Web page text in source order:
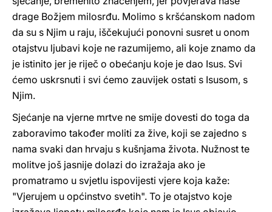
drage Božjem milosrđu. Molimo s kršćanskom nadom
da su s Njim u raju, iščekujući ponovni susret u onom
otajstvu ljubavi koje ne razumijemo, ali koje znamo da
je istinito jer je riječ o obećanju koje je dao Isus. Svi
ćemo uskrsnuti i svi ćemo zauvijek ostati s Isusom, s
Njim.
Sjećanje na vjerne mrtve ne smije dovesti do toga da
zaboravimo također moliti za žive, koji se zajedno s
nama svaki dan hrvaju s kušnjama života. Nužnost te
molitve još jasnije dolazi do izražaja ako je
promatramo u svjetlu ispovijesti vjere koja kaže:
"Vjerujem u općinstvo svetih". To je otajstvo koje